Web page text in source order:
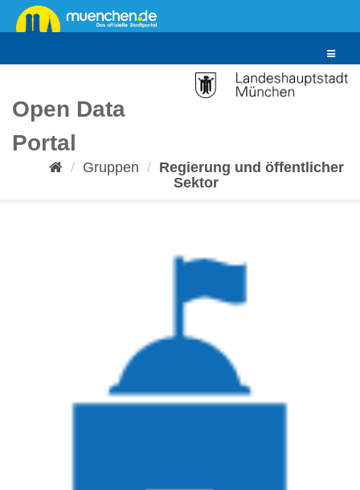
Überspringen
zum
Toggle
Open Data
Portal
Gruppen
Regierung und öffentlicher
Sektor